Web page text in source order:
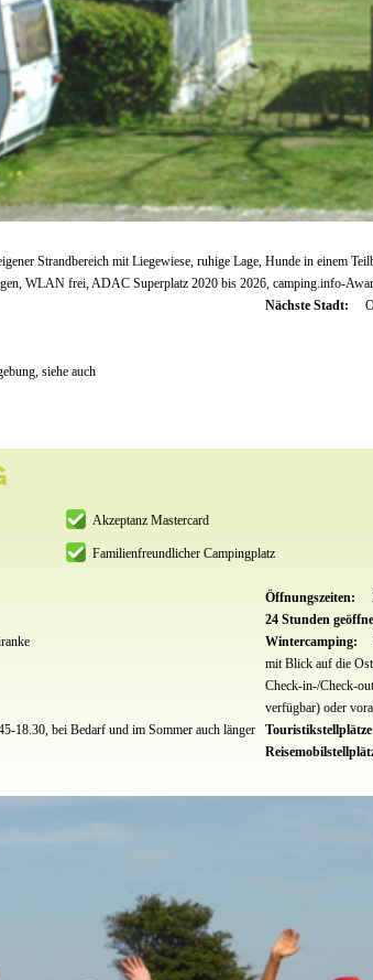
Strandbereich mit Liegewiese, ruhige Lage, Hunde in einem
WLAN frei, ADAC Superplatz 2020 bis 2026, camping.info-
Nächste Stadt:
siehe auch
Akzeptanz Mastercard
Familienfreundlicher Campingplatz
Öffnungszeiten:
24 Stunden
Wintercamping:
mit Blick auf die
Check-in-/Check-
verfügbar) oder
18.30, bei Bedarf und im Sommer auch länger